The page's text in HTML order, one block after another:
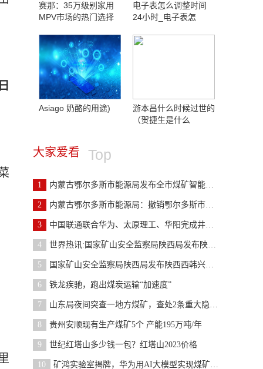
赛那：35万级别家用
MPV市场的热门选择
电子表怎么调整时间
24小时_电子表怎
Asiago 奶酪的用途)
游本昌什么时候过世的
（贺捷生是什么
大家爱看 Top
1 内蒙古鄂尔多斯市能源局发布全市煤矿智能化建设有关
2 内蒙古鄂尔多斯市能源局：撤销鄂尔多斯市神伊煤炭有
3 中国联通联合华为、太原理工、华阳完成井工矿5G Re
4 世界热讯:国家矿山安全监察局陕西局发布陕西陕煤韩
5 国家矿山安全监察局陕西局发布陕西西韩兴隆煤矿有限
6 铁龙疾驰，跑出煤炭运输“加速度”
7 山东局夜间突查一地方煤矿，查处2条重大隐患，责令
8 贵州安顺现有生产煤矿5个 产能195万吨/年
9 世纪红塔山多少钱一包？红塔山2023价格
10 矿鸿实验室揭牌，华为用AI大模型实现煤矿智能化｜最